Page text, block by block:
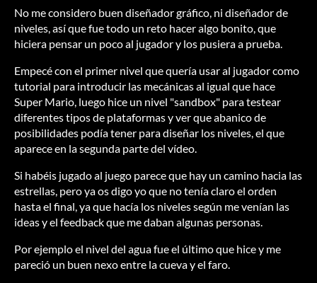
No me considero buen diseñador gráfico, ni diseñador de
niveles, así que fue todo un reto hacer algo bonito, que
hiciera pensar un poco al jugador y los pusiera a prueba.
Empecé con el primer nivel que quería usar al jugador como
tutorial para introducir las mecánicas al igual que hace
Super Mario, luego hice un nivel "sandbox" para testear
diferentes tipos de plataformas y ver que abanico de
posibilidades podía tener para diseñar los niveles, el que
aparece en la segunda parte del vídeo.
Si habéis jugado al juego parece que hay un camino hacia las
estrellas, pero ya os digo yo que no tenía claro el orden
hasta el final, ya que hacía los niveles según me venían las
ideas y el feedback que me daban algunas personas.
Por ejemplo el nivel del agua fue el último que hice y me
pareció un buen nexo entre la cueva y el faro.